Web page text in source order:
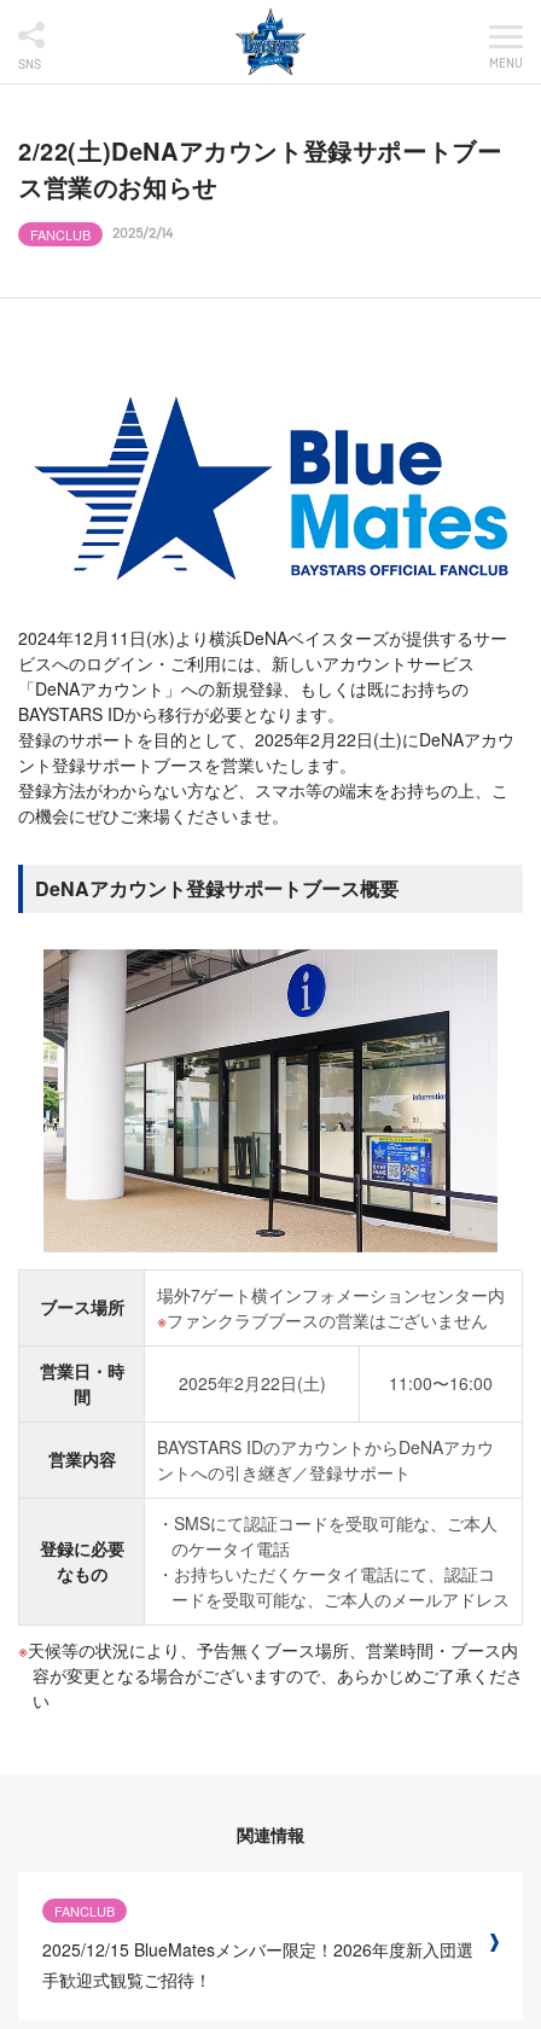
SNS MENU
2/22(土)DeNAアカウント登録サポートブー
ス営業のお知らせ
FANCLUB 2025/2/14
2024年12月11日(水)より横浜DeNAベイスターズが提供するサー
ビスへのログイン・ご利用には、新しいアカウントサービス
「DeNAアカウント」への新規登録、もしくは既にお持ちの
BAYSTARS IDから移行が必要となります。
登録のサポートを目的として、2025年2月22日(土)にDeNAアカウ
ント登録サポートブースを営業いたします。
登録方法がわからない方など、スマホ等の端末をお持ちの上、こ
の機会にぜひご来場くださいませ。
DeNAアカウント登録サポートブース概要
ブース場所
場外7ゲート横インフォメーションセンター内
ファンクラブブースの営業はございません
営業日・時
間
2025年2月22日(土) 11:00〜16:00
営業内容
BAYSTARS IDのアカウントからDeNAアカウ
ントへの引き継ぎ／登録サポート
登録に必要
なもの
SMSにて認証コードを受取可能な、ご本人
のケータイ電話
お持ちいただくケータイ電話にて、認証コ
ードを受取可能な、ご本人のメールアドレス
天候等の状況により、予告無くブース場所、営業時間・ブース内
容が変更となる場合がございますので、あらかじめご了承くださ
い
関連情報
FANCLUB
2025/12/15 BlueMatesメンバー限定！2026年度新入団選
手歓迎式観覧ご招待！